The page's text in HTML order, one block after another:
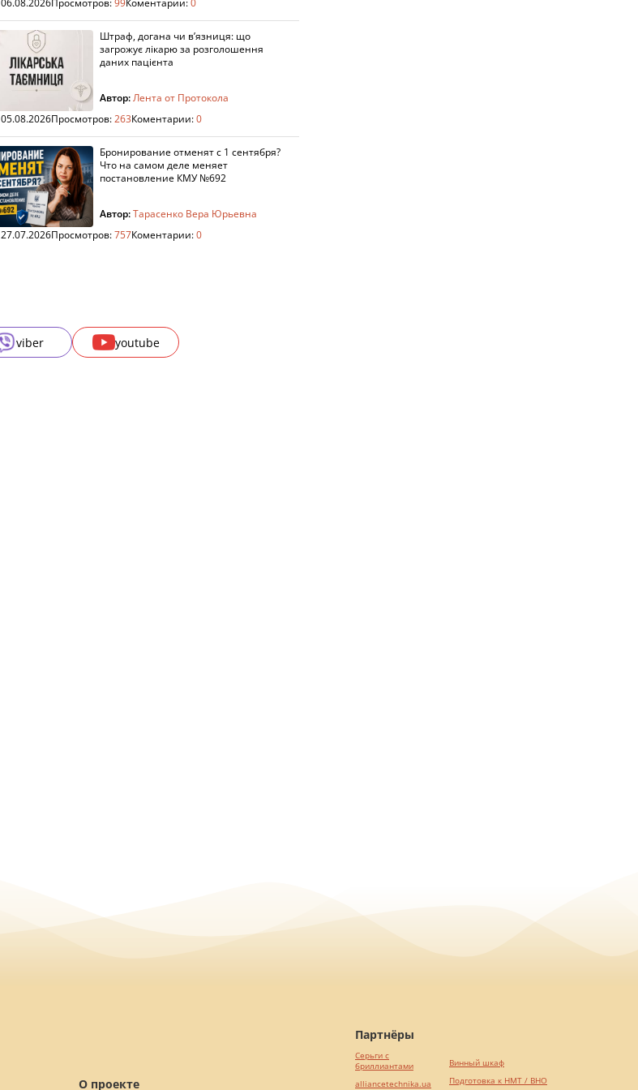
06.08.2026Просмотров:99Коментарии:0
Штраф, догана чи в’язниця: що
загрожує лікарю за розголошення
даних пацієнта
Автор:Лента от Протокола
05.08.2026Просмотров:263Коментарии:0
Бронирование отменят с 1 сентября?
Что на самом деле меняет
постановление КМУ №692
Автор:Тарасенко Вера Юрьевна
27.07.2026Просмотров:757Коментарии:0
viber youtube
О проекте
Партнёры
Серьги с
бриллиантами
alliancetechnika.ua
Винный шкаф
Подготовка к НМТ / ВНО